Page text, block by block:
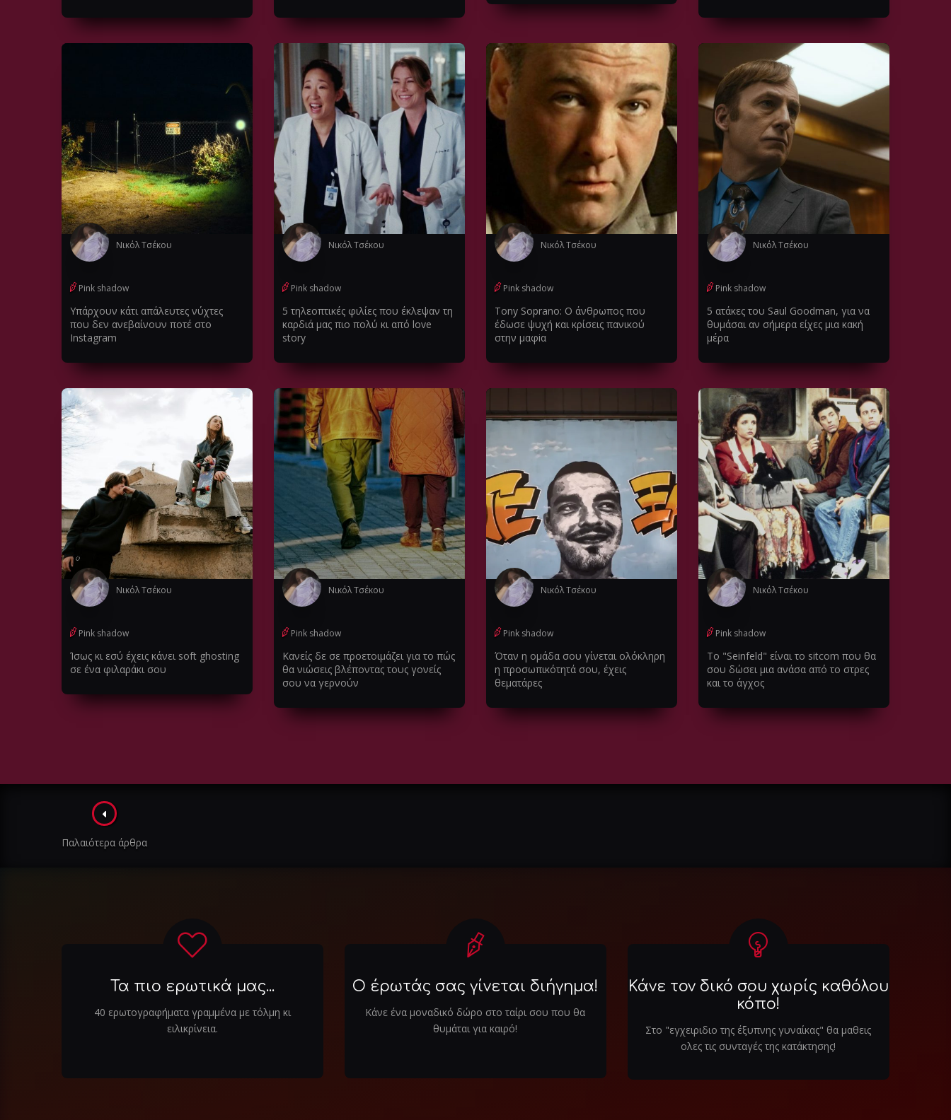
Νικόλ Τσέκου
Pink shadow
Υπάρχουν κάτι απάλευτες νύχτες
που δεν ανεβαίνουν ποτέ στο
Instagram
Νικόλ Τσέκου
Pink shadow
5 τηλεοπτικές φιλίες που έκλεψαν τη
καρδιά μας πιο πολύ κι από love
story
Νικόλ Τσέκου
Pink shadow
Tony Sοprano: Ο άνθρωπος που
έδωσε ψυχή και κρίσεις πανικού
στην μαφiα
Νικόλ Τσέκου
Pink shadow
5 ατάκες του Saul Goodman, για να
θυμάσαι αν σήμερα είχες μια κακή
μέρα
Νικόλ Τσέκου
Pink shadow
Ίσως κι εσύ έχεις κάνει soft ghosting
σε ένα φιλαράκι σου
Νικόλ Τσέκου
Pink shadow
Kανείς δε σε προετοιμάζει για το πώς
θα νιώσεις βλέποντας τους γονείς
σου να γερνούν
Νικόλ Τσέκου
Pink shadow
Όταν η ομάδα σου γίνεται ολόκληρη
η προσωπικότητά σου, έχεις
θεματάρες
Νικόλ Τσέκου
Pink shadow
Το "Seinfeld" είναι το sitcom που θα
σου δώσει μια ανάσα από το στρες
και το άγχος
Πλοήγηση
στα
Παλαιότερα άρθρα
Τα πιο ερωτικά μας...
40 ερωτογραφήματα γραμμένα με τόλμη κι
ειλικρίνεια.
Ο έρωτάς σας γίνεται διήγημα!
Κάνε ένα μοναδικό δώρο στο ταίρι σου που θα
θυμάται για καιρό!
Κάνε τον δικό σου χωρίς καθόλου
κόπο!
Στο "εγχειριδιο της έξυπνης γυναίκας" θα μαθεις
ολες τις συνταγές της κατάκτησης!